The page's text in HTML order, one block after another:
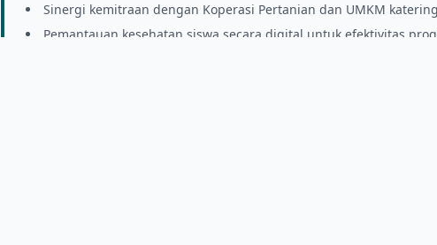
Sinergi kemitraan dengan Koperasi Pertanian dan UMKM
Pemantauan kesehatan siswa secara digital untuk efektivitas